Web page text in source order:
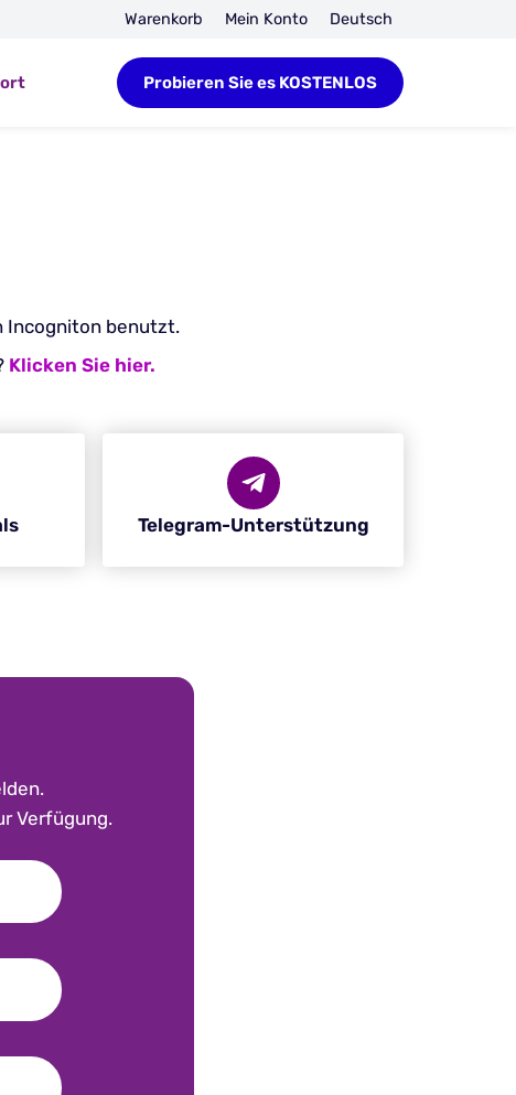
Warenkorb Mein Konto Deutsch
Probieren Sie es KOSTENLOS
Incogniton benutzt.
Klicken Sie hier.
Telegram-Unterstützung
Verfügung.